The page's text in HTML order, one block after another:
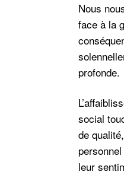
Nous
face à la
profonde.
social
de
leur